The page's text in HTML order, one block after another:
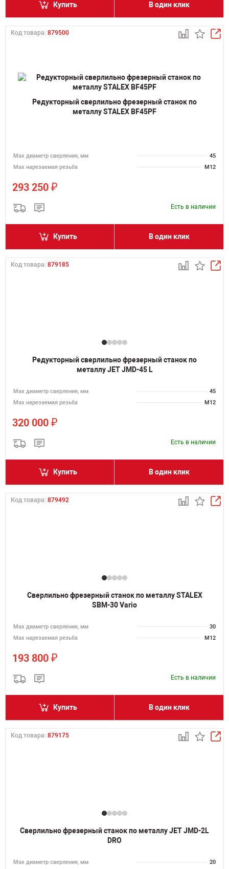
Купить В один клик
Код товара: 879500
Редукторный сверлильно фрезерный станок по
металлу STALEX BF45PF
Мах диаметр сверления, мм
45
Мах нарезаемая резьба
M12
293 250 ₽
Есть в наличии
Купить В один клик
Код товара: 879185
Редукторный сверлильно фрезерный станок по
металлу JET JMD-45 L
Мах диаметр сверления, мм
45
Мах нарезаемая резьба
M12
320 000 ₽
Есть в наличии
Купить В один клик
Код товара: 879492
Сверлильно фрезерный станок по металлу STALEX
SBM-30 Vario
Мах диаметр сверления, мм
30
Мах нарезаемая резьба
M12
193 800 ₽
Есть в наличии
Купить В один клик
Код товара: 879175
Сверлильно фрезерный станок по металлу JET JMD-2L
DRO
Мах диаметр сверления, мм 20